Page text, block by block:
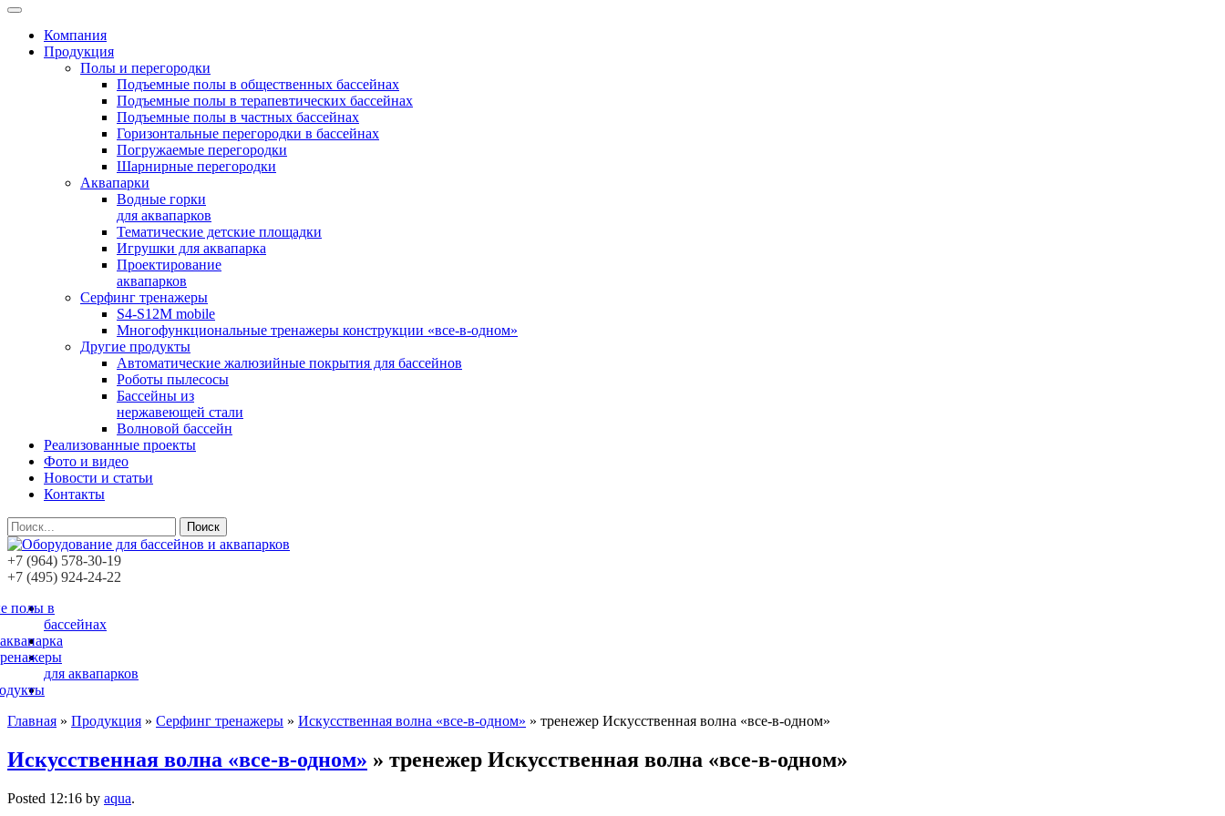
Компания
Продукция
Полы и перегородки
Подъемные полы в общественных бассейнах
Подъемные полы в терапевтических бассейнах
Подъемные полы в частных бассейнах
Горизонтальные перегородки в бассейнах
Погружаемые перегородки
Шарнирные перегородки
Аквапарки
Водные горки
для аквапарков
Тематические детские площадки
Игрушки для аквапарка
Проектирование
аквапарков
Серфинг тренажеры
S4-S12M mobile
Многофункциональные тренажеры конструкции «все-в-одном»
Другие продукты
Автоматические жалюзийные покрытия для бассейнов
Роботы пылесосы
Бассейны из
нержавеющей стали
Волновой бассейн
Реализованные проекты
Фото и видео
Новости и статьи
Контакты
Поиск
+7 (964) 578-30-19
+7 (495) 924-24-22
полы в
бассейнах
для аквапарков
Главная » Продукция » Серфинг тренажеры » Искусственная волна «все-в-одном» » тренежер Искусственная волна «все-в-одном»
Искусственная волна «все-в-одном» » тренежер Искусственная волна «все-в-одном»
Posted 12:16 by aqua.